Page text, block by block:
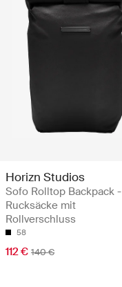
Horizn Studios
Sofo Rolltop Backpack -
Rucksäcke mit
Rollverschluss
58
112 € 140 €